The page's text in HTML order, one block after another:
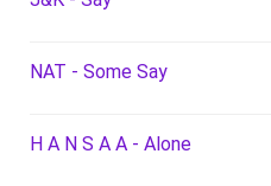
NAT - Some Say
H A N S A A - Alone